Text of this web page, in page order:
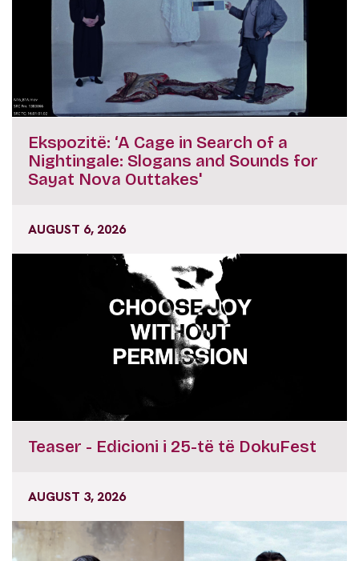
Ekspozitë: ‘A Cage in Search of a
Nightingale: Slogans and Sounds for
Sayat Nova Outtakes'
AUGUST 6, 2026
Teaser - Edicioni i 25-të të DokuFest
AUGUST 3, 2026